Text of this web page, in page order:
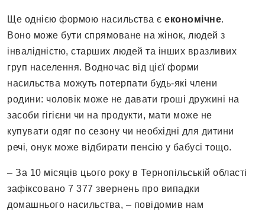
Ще однією формою насильства є економічне.
Воно може бути спрямоване на жінок, людей з
інвалідністю, старших людей та інших вразливих
груп населення. Водночас від цієї форми
насильства можуть потерпати будь-які члени
родини: чоловік може не давати гроші дружині на
засоби гігієни чи на продукти, мати може не
купувати одяг по сезону чи необхідні для дитини
речі, онук може відбирати пенсію у бабусі тощо.
– За 10 місяців цього року в Тернопільській області
зафіксовано 7 377 звернень про випадки
домашнього насильства, – повідомив нам